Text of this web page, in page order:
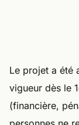
Le projet a été
vigueur dès le
(financière,